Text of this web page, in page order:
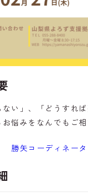
ない」、「どうすれ
悩みをなんでもご相
勝矢コーディネー